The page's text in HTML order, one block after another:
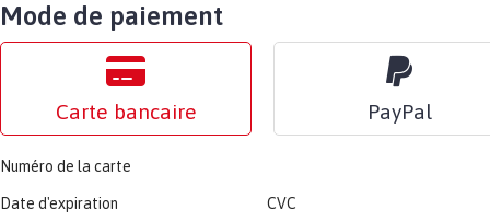
Mode de paiement
Carte bancaire PayPal
Numéro de la carte
Date d'expiration CVC